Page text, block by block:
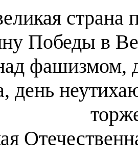
Победы в
фашизмом,
день